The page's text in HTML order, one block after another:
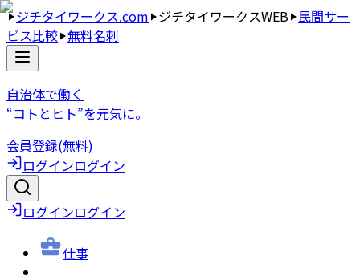
ジチタイワークス.com ジチタイワークスWEB 民間サー
ビス比較 無料名刺
自治体で働く
“コトとヒト”を元気に。
会員登録(無料)
ログインログイン
ログインログイン
仕事